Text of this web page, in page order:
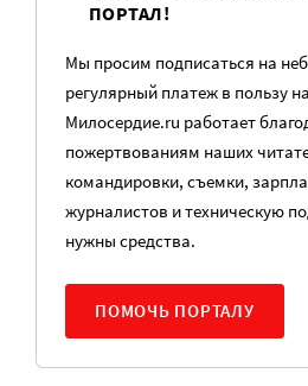
ПОРТАЛ!
Мы просим подписаться на
регулярный платеж в пользу
Милосердие.ru работает
пожертвованиям наших
командировки, съемки,
журналистов и техническую
нужны средства.
ПОМОЧЬ ПОРТАЛУ